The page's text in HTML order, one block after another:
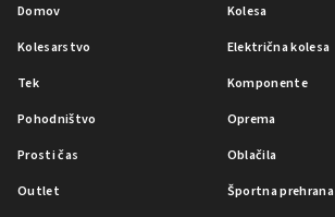
Domov
Kolesarstvo
Tek
Pohodništvo
Prosti čas
Outlet
Kolesa
Električna kolesa
Komponente
Oprema
Oblačila
Športna prehrana